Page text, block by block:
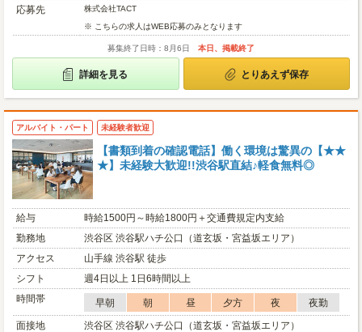
応募先
株式会社TACT
※ こちらの求人はWEB応募のみとなります
募集終了日時：8月6日 本日、掲載終了
詳細を見る とりあえず保存
アルバイト・パート 未経験者歓迎
【書類到着の確認電話】働く環境は驚異の【★★
★】未経験大歓迎!!渋谷駅直結♪軽食無料◎
給与
時給1500円～時給1800円＋交通費規定内支給
勤務地
渋谷区 渋谷駅ハチ公口（道玄坂・宮益坂エリア）
アクセス
山手線 渋谷駅 徒歩
シフト
週4日以上 1日6時間以上
時間帯
早朝 朝 昼 夕方 夜
夜勤
面接地
渋谷区 渋谷駅ハチ公口（道玄坂・宮益坂エリア）